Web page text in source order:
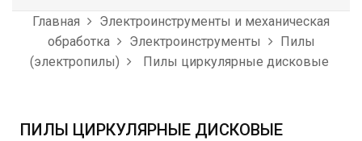
Главная
Электроинструменты и механическая
обработка
Электроинструменты
Пилы
(электропилы)
Пилы циркулярные дисковые
ПИЛЫ ЦИРКУЛЯРНЫЕ ДИСКОВЫЕ